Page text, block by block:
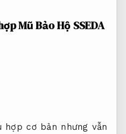
Mũ Bảo Hộ SSEDA
cơ bản nhưng vẫn